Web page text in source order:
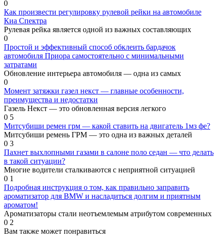
0
Как произвести регулировку рулевой рейки на автомобиле
Киа Спектра
Рулевая рейка является одной из важных составляющих
0
Простой и эффективный способ обклеить бардачок
автомобиля Приора самостоятельно с минимальными
затратами
Обновление интерьера автомобиля — одна из самых
0
Момент затяжки газел некст — главные особенности,
преимущества и недостатки
Газель Некст — это обновленная версия легкого
0 5
Митсубиши ремен грм — какой ставить на двигатель 1мз фе?
Митсубиши ремень ГРМ — это одна из важных деталей
0 3
Пахнет выхлопными газами в салоне поло седан — что делать
в такой ситуации?
Многие водители сталкиваются с неприятной ситуацией
0 1
Подробная инструкция о том, как правильно заправить
ароматизатор для BMW и насладиться долгим и приятным
ароматом!
Ароматизаторы стали неотъемлемым атрибутом современных
0 2
Вам также может понравиться